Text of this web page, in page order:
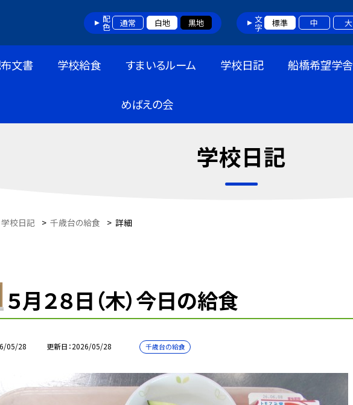
配色 通常 白地 黒地 文字 標準 中 大
文書 学校給食 すまいるルーム 学校日記 船橋希望学舎
めばえの会
学校日記
学校日記 > 千歳台の給食 > 詳細
５月２８日（木）今日の給食
05/28 更新日 2026/05/28 千歳台の給食